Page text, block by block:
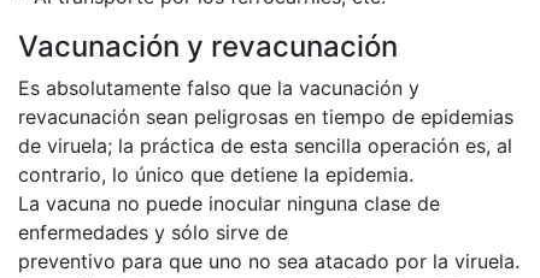
Vacunación y revacunación
Es absolutamente falso que la vacunación y
revacunación sean peligrosas en tiempo de epidemias
de viruela; la práctica de esta sencilla operación es, al
contrario, lo único que detiene la epidemia.
La vacuna no puede inocular ninguna clase de
enfermedades y sólo sirve de
preventivo para que uno no sea atacado por la viruela.